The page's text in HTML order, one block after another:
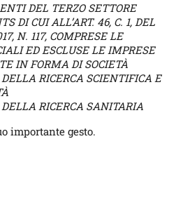
DEL TERZO SETTORE
DI CUI ALL’ART. 46, C. 1, DEL
N. 117, COMPRESE LE
ED ESCLUSE LE IMPRESE
IN FORMA DI SOCIETÀ
RICERCA SCIENTIFICA E
RICERCA SANITARIA
importante gesto.